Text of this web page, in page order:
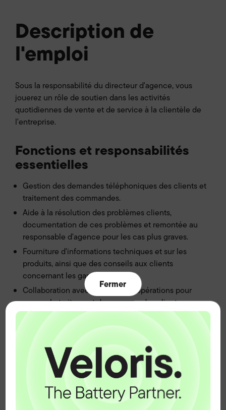
Fermer
Description de
l'emploi
Sous la responsabilité du directeur d'agence, vous
jouerez un rôle de soutien dans les activités
quotidiennes de vente et de service à la clientèle de
l'entreprise.
Fonctions et responsabilités
essentielles
Gestion des demandes téléphoniques des clients et
traitement des commandes.
Aide à la résolution des problèmes clients,
documentation de ces problèmes et remontée au
responsable d'agence pour les cas plus graves.
Fourniture d'informations techniques et sur les
produits, ainsi que des conseils aux clients
concernant les garanties.
Collaboration avec l'équipe des opérations pour
assurer le traitement des commandes clients.
Aide aux clients pour les retours de produits, les
questions de facturation et les besoins futurs.
Gestion des encaissements clients professionnels et
des ventes aux particuliers.
Collaboration avec l'équipe commerciale terrain pour
l'établissement des devis, les questions de prix,
l'expédition et le traitement des commandes.